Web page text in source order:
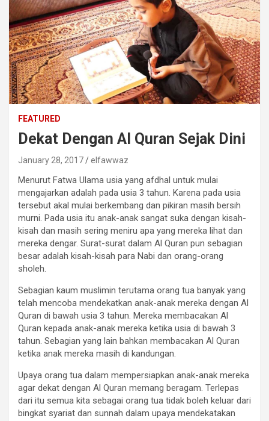
FEATURED
Dekat Dengan Al Quran Sejak Dini
January 28, 2017 elfawwaz
Menurut Fatwa Ulama usia yang afdhal untuk mulai
mengajarkan adalah pada usia 3 tahun. Karena pada usia
tersebut akal mulai berkembang dan pikiran masih bersih
murni. Pada usia itu anak-anak sangat suka dengan kisah-
kisah dan masih sering meniru apa yang mereka lihat dan
mereka dengar. Surat-surat dalam Al Quran pun sebagian
besar adalah kisah-kisah para Nabi dan orang-orang
sholeh.
Sebagian kaum muslimin terutama orang tua banyak yang
telah mencoba mendekatkan anak-anak mereka dengan Al
Quran di bawah usia 3 tahun. Mereka membacakan Al
Quran kepada anak-anak mereka ketika usia di bawah 3
tahun. Sebagian yang lain bahkan membacakan Al Quran
ketika anak mereka masih di kandungan.
Upaya orang tua dalam mempersiapkan anak-anak mereka
agar dekat dengan Al Quran memang beragam. Terlepas
dari itu semua kita sebagai orang tua tidak boleh keluar dari
bingkat syariat dan sunnah dalam upaya mendekatakan